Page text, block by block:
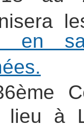
en
lieu à